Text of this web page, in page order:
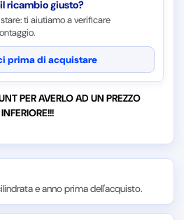
ricambio giusto?
ti aiutiamo a verificare
prima di acquistare
PER AVERLO AD UN PREZZO
INFERIORE!!!
e anno prima dell'acquisto.